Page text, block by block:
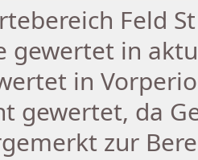
Feld
gewertet in
in
gewertet, da
zur